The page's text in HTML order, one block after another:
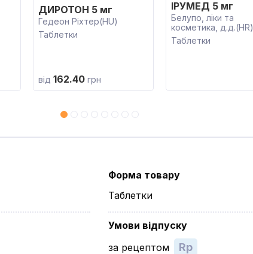
ДИРОТОН 5 мг
Гедеон Ріхтер(HU)
Таблетки
від 162.40 грн
ІРУМЕД 5 мг
Белупо, ліки та
косметика, д.д.(HR)
Таблетки
Форма товару
Таблетки
Умови відпуску
за рецептом
Rp